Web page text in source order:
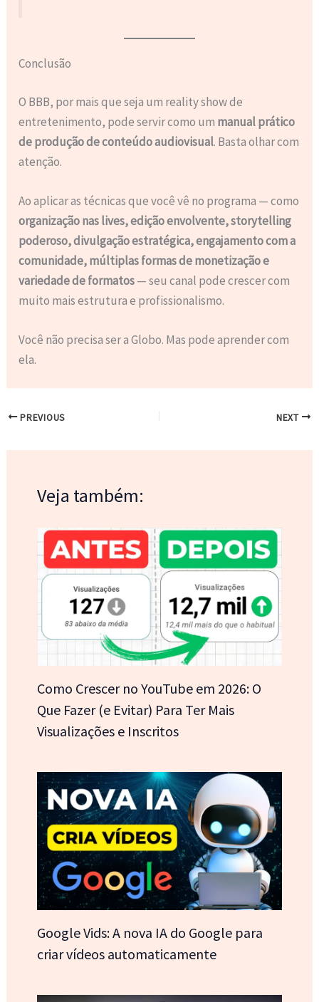
Conclusão
O BBB, por mais que seja um reality show de
entretenimento, pode servir como um manual prático
de produção de conteúdo audiovisual. Basta olhar com
atenção.
Ao aplicar as técnicas que você vê no programa — como
organização nas lives, edição envolvente, storytelling
poderoso, divulgação estratégica, engajamento com a
comunidade, múltiplas formas de monetização e
variedade de formatos— seu canal pode crescer com
muito mais estrutura e profissionalismo.
Você não precisa ser a Globo. Mas pode aprender com
ela.
PREVIOUS NEXT
Veja também:
Como Crescer no YouTube em 2026: O
Que Fazer (e Evitar) Para Ter Mais
Visualizações e Inscritos
Google Vids: A nova IA do Google para
criar vídeos automaticamente